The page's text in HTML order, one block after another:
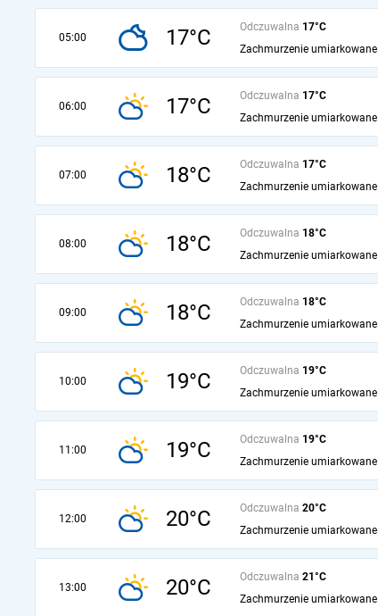
05:00 17°C Odczuwalna 17°C
Zachmurzenie umiarkowane
06:00 17°C Odczuwalna 17°C
Zachmurzenie umiarkowane
07:00 18°C Odczuwalna 17°C
Zachmurzenie umiarkowane
08:00 18°C Odczuwalna 18°C
Zachmurzenie umiarkowane
09:00 18°C Odczuwalna 18°C
Zachmurzenie umiarkowane
10:00 19°C Odczuwalna 19°C
Zachmurzenie umiarkowane
11:00 19°C Odczuwalna 19°C
Zachmurzenie umiarkowane
12:00 20°C Odczuwalna 20°C
Zachmurzenie umiarkowane
13:00 20°C Odczuwalna 21°C
Zachmurzenie umiarkowane